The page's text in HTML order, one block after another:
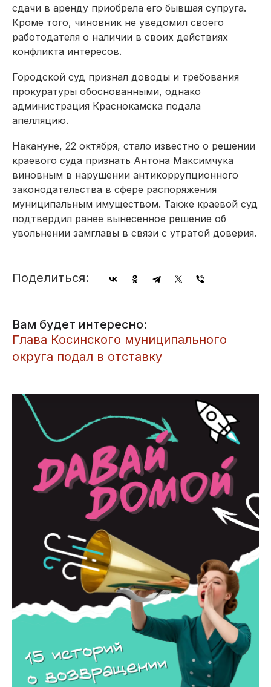
сдачи в аренду приобрела его бывшая супруга.
Кроме того, чиновник не уведомил своего
работодателя о наличии в своих действиях
конфликта интересов.
Городской суд признал доводы и требования
прокуратуры обоснованными, однако
администрация Краснокамска подала
апелляцию.
Накануне, 22 октября, стало известно о решении
краевого суда признать Антона Максимчука
виновным в нарушении антикоррупционного
законодательства в сфере распоряжения
муниципальным имуществом. Также краевой суд
подтвердил ранее вынесенное решение об
увольнении замглавы в связи с утратой доверия.
Поделиться:
Вам будет интересно:
Глава Косинского муниципального
округа подал в отставку